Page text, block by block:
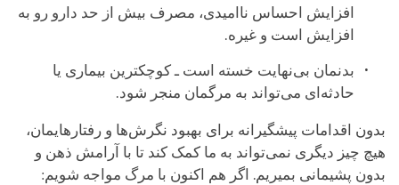
افزایش احساس ناامیدی، مصرف بیش از حد دارو رو به
افزایش است و غیره.
بدنمان بی‌نهایت خسته است ـ کوچکترین بیماری یا
حادثه‌ای می‌تواند به مرگمان منجر شود.
بدون اقدامات پیشگیرانه برای بهبود نگرش‌ها و رفتارهایمان،
هیچ چیز دیگری نمی‌تواند به ما کمک کند تا با آرامش ذهن و
بدون پشیمانی بمیریم. اگر هم اکنون با مرگ مواجه شویم: